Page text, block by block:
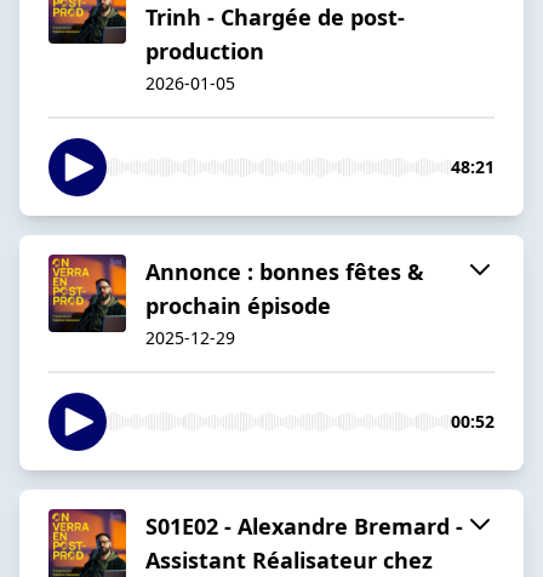
Trinh - Chargée de post-
production
2026-01-05
48:21
Annonce : bonnes fêtes &
prochain épisode
2025-12-29
00:52
S01E02 - Alexandre Bremard -
Assistant Réalisateur chez